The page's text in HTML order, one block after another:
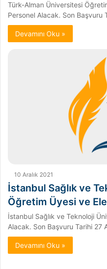
Türk-Alman Üniversitesi
Personel Alacak. Son Başvuru
Devamını Oku »
10 Aralık 2021
İstanbul Sağlık ve
Öğretim Üyesi ve
İstanbul Sağlık ve Teknoloji
Alacak. Son Başvuru Tarihi 27
Devamını Oku »